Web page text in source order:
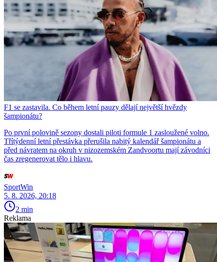
F1 se zastavila. Co během letní pauzy dělají největší hvězdy
šampionátu?
Po první polovině sezony dostali piloti formule 1 zasloužené volno.
Třítýdenní letní přestávka přerušila nabitý kalendář šampionátu a
před návratem na okruh v nizozemském Zandvoortu mají závodníci
čas zregenerovat tělo i hlavu.
SportWin
5. 8. 2026, 20:18
2 min
Reklama